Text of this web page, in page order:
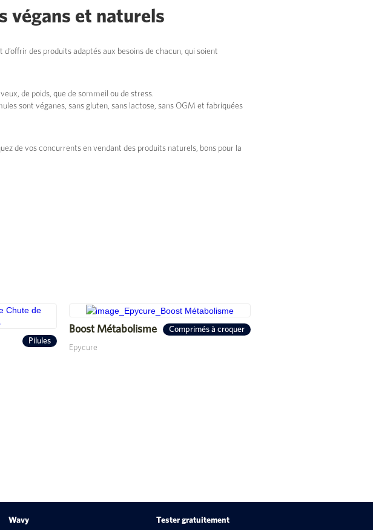
végans et naturels
des produits adaptés aux besoins de chacun, qui soient
de poids, que de sommeil ou de stress.
sont véganes, sans gluten, sans lactose, sans OGM et fabriquées
de vos concurrents en vendant des produits naturels, bons pour la
Pilules
Boost Métabolisme Comprimés à croquer
Epycure
Wavy Tester gratuitement